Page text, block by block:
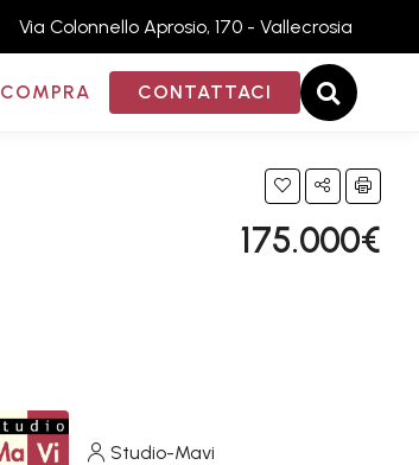
Via Colonnello Aprosio, 170 - Vallecrosia
COMPRA CONTATTACI
175.000€
Studio-Mavi